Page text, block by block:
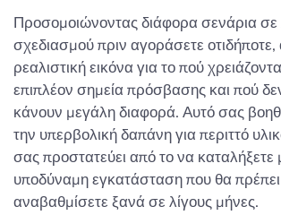
Προσομοιώνοντας διάφορα σενάρια σε
σχεδιασμού πριν αγοράσετε οτιδήποτε,
ρεαλιστική εικόνα για το πού
επιπλέον σημεία πρόσβασης και πού
κάνουν μεγάλη διαφορά. Αυτό σας
την υπερβολική δαπάνη για περιττό
σας προστατεύει από το να καταλήξετε
υποδύναμη εγκατάσταση που θα
αναβαθμίσετε ξανά σε λίγους μήνες.